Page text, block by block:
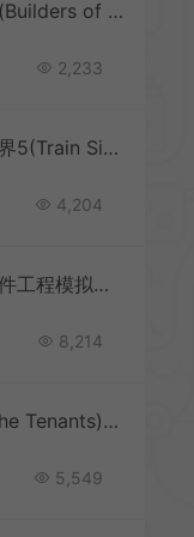
希腊建设者(Builders of Greece)历史城市建设管理游戏|下载
2,233
模拟火车世界5(Train Sim World 5)简中|PC|SIM|列车驾驶模拟游戏
4,204
快乐编程软件工程模拟器 / JOY OF PROGRAMMING 沉浸式3D编程益智模拟游戏
8,214
租房达人(The Tenants)简中|PC|独立模拟经营游戏
5,549